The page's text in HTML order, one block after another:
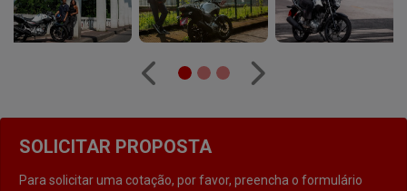
SOLICITAR PROPOSTA
Para solicitar uma cotação, por favor, preencha o formulário
Anterior Próximo